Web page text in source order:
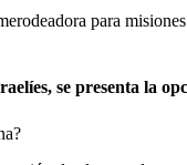
para
se presenta la